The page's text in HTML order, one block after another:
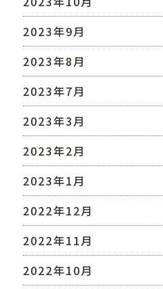
2023年9月
2023年8月
2023年7月
2023年3月
2023年2月
2023年1月
2022年12月
2022年11月
2022年10月